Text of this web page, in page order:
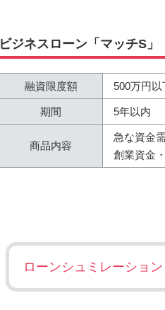
ビジネスローン「マッチS」
融資限度額 500万円以
期間 5年以内
商品内容
急な資金
創業資金
ローンシュミレーション